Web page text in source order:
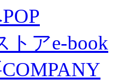
POP
トアe-book
COMPANY